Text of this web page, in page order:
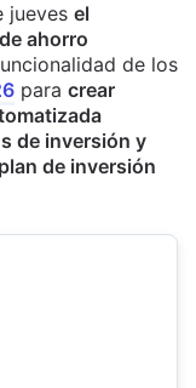
jueves el
ahorro
de los
para crear
de inversión y
de inversión